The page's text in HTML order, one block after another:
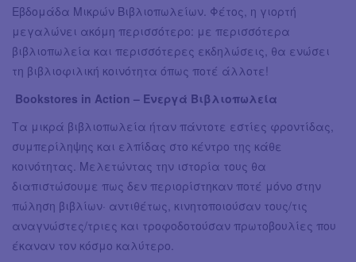
Εβδομάδα Μικρών Βιβλιοπωλείων. Φέτος, η γιορτή
μεγαλώνει ακόμη περισσότερο: με περισσότερα
βιβλιοπωλεία και περισσότερες εκδηλώσεις, θα ενώσει
τη βιβλιοφιλική κοινότητα όπως ποτέ άλλοτε!
Bookstores in Action – Ενεργά Βιβλιοπωλεία
Τα μικρά βιβλιοπωλεία ήταν πάντοτε εστίες φροντίδας,
συμπερίληψης και ελπίδας στο κέντρο της κάθε
κοινότητας. Μελετώντας την ιστορία τους θα
διαπιστώσουμε πως δεν περιορίστηκαν ποτέ μόνο στην
πώληση βιβλίων· αντιθέτως, κινητοποιούσαν τους/τις
αναγνώστες/τριες και τροφοδοτούσαν πρωτοβουλίες που
έκαναν τον κόσμο καλύτερο.